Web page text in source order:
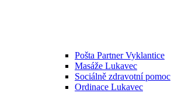
Pošta Partner Vyklantice
Masáže Lukavec
Sociálně zdravotní pomoc
Ordinace Lukavec